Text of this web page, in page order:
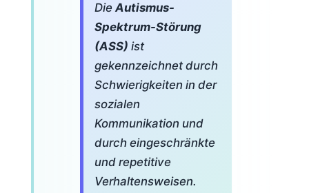
DieAutismus-
Spektrum-Störung
(ASS) ist
gekennzeichnet durch
Schwierigkeiten in der
sozialen
Kommunikation und
durch eingeschränkte
und repetitive
Verhaltensweisen.